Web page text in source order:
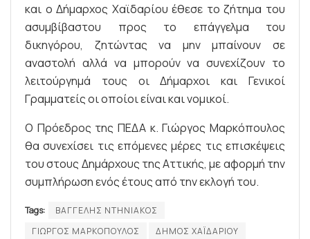
και ο Δήμαρχος Χαϊδαρίου έθεσε το ζήτημα του
ασυμβίβαστου προς το επάγγελμα του
δικηγόρου, ζητώντας να μην μπαίνουν σε
αναστολή αλλά να μπορούν να συνεχίζουν το
λειτούργημά τους οι Δήμαρχοι και Γενικοί
Γραμματείς οι οποίοι είναι και νομικοί.
Ο Πρόεδρος της ΠΕΔΑ κ. Γιώργος Μαρκόπουλος
θα συνεχίσει τις επόμενες μέρες τις επισκέψεις
του στους Δημάρχους της Αττικής, με αφορμή την
συμπλήρωση ενός έτους από την εκλογή του.
Tags:
ΒΑΓΓΕΛΗΣ ΝΤΗΝΙΑΚΟΣ
ΓΙΩΡΓΟΣ ΜΑΡΚΟΠΟΥΛΟΣ
ΔΗΜΟΣ ΧΑΪΔΑΡΙΟΥ